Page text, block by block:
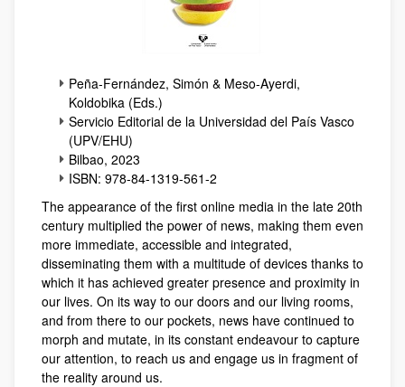
Peña-Fernández, Simón & Meso-Ayerdi,
Koldobika (Eds.)
Servicio Editorial de la Universidad del País Vasco
(UPV/EHU)
Bilbao, 2023
ISBN: 978-84-1319-561-2
The appearance of the first online media in the late 20th
century multiplied the power of news, making them even
more immediate, accessible and integrated,
disseminating them with a multitude of devices thanks to
which it has achieved greater presence and proximity in
our lives. On its way to our doors and our living rooms,
and from there to our pockets, news have continued to
morph and mutate, in its constant endeavour to capture
our attention, to reach us and engage us in fragment of
the reality around us.